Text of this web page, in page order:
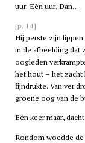
uur. Eén uur. Dan…
[p. 14]
Hij perste zijn
in de afbeelding dat
oogleden
het hout – het zacht
fijndrukte. Van ver
groene oog van de
Eén keer maar,
Rondom woedde